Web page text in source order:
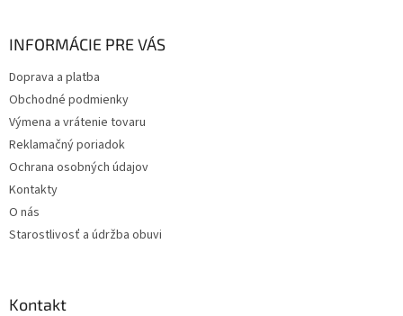
INFORMÁCIE PRE VÁS
Doprava a platba
Obchodné podmienky
Výmena a vrátenie tovaru
Reklamačný poriadok
Ochrana osobných údajov
Kontakty
O nás
Starostlivosť a údržba obuvi
Kontakt